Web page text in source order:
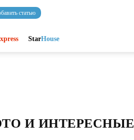
статью
StarHouse
И ИНТЕРЕСНЫЕ